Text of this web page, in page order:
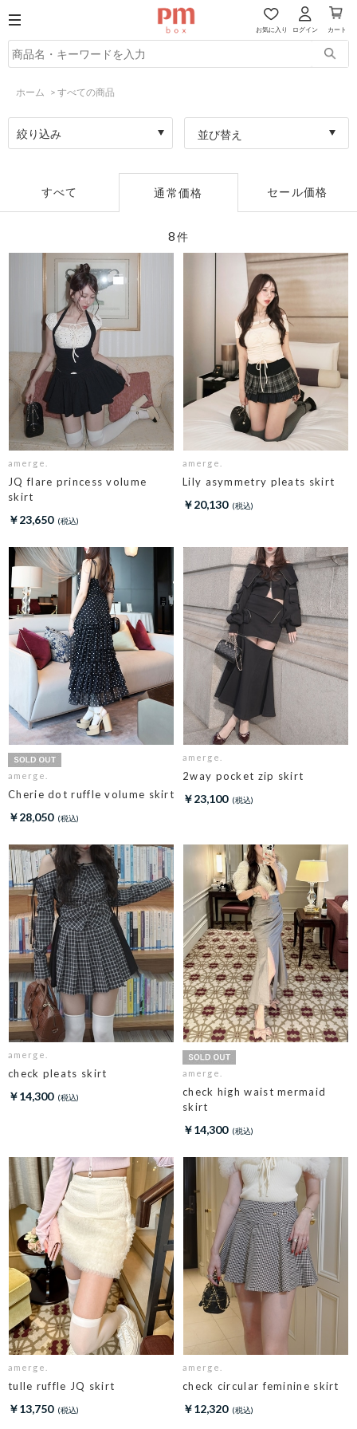
お気に入り ログイン カート
ホーム > すべての商品
絞り込み 並び替え
すべて 通常価格 セール価格
8件
amerge.
JQ flare princess volume
skirt
￥23,650
amerge.
Lily asymmetry pleats skirt
￥20,130
amerge.
Cherie dot ruffle volume skirt
￥28,050
amerge.
2way pocket zip skirt
￥23,100
amerge.
check pleats skirt
￥14,300
amerge.
check high waist mermaid
skirt
￥14,300
amerge.
tulle ruffle JQ skirt
￥13,750
amerge.
check circular feminine skirt
￥12,320